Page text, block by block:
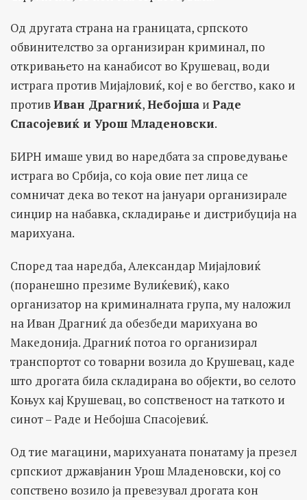
Од другата страна на границата, српското
обвинителство за организиран криминал, по
откривањето на канабисот во Крушевац, води
истрага против Мијајловиќ, кој е во бегство, како и
противИван Драгниќ,Небојша и Раде
Спасојевиќ и Урош Младеновски.
БИРН имаше увид во наредбата за спроведување
истрага во Србија, со која овие пет лица се
сомничат дека во текот на јануари организирале
синџир на набавка, складирање и дистрибуција на
марихуана.
Според таа наредба, Александар Мијајловиќ
(поранешно презиме Вулиќевиќ), како
организатор на криминалната група, му наложил
на Иван Драгниќ да обезбеди марихуана во
Македонија. Драгниќ потоа го организирал
транспортот со товарни возила до Крушевац, каде
што дрогата била складирана во објекти, во селото
Коњух кај Крушевац, во сопственост на таткото и
синот – Раде и Небојша Спасојевиќ.
Од тие магацини, марихуаната понатаму ја презел
српскиот државјанин Урош Младеновски, кој со
сопствено возило ја превезувал дрогата кон